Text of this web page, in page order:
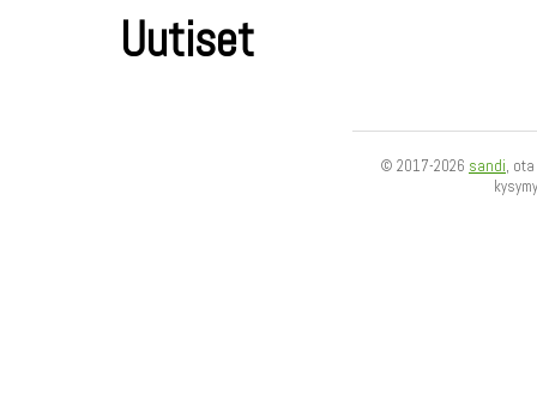
Uutiset
© 2017-2026 sandi,